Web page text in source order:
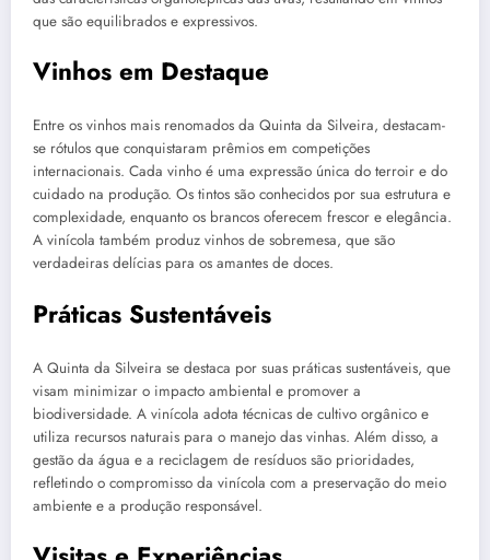
que são equilibrados e expressivos.
Vinhos em Destaque
Entre os vinhos mais renomados da Quinta da Silveira, destacam-
se rótulos que conquistaram prêmios em competições
internacionais. Cada vinho é uma expressão única do terroir e do
cuidado na produção. Os tintos são conhecidos por sua estrutura e
complexidade, enquanto os brancos oferecem frescor e elegância.
A vinícola também produz vinhos de sobremesa, que são
verdadeiras delícias para os amantes de doces.
Práticas Sustentáveis
A Quinta da Silveira se destaca por suas práticas sustentáveis, que
visam minimizar o impacto ambiental e promover a
biodiversidade. A vinícola adota técnicas de cultivo orgânico e
utiliza recursos naturais para o manejo das vinhas. Além disso, a
gestão da água e a reciclagem de resíduos são prioridades,
refletindo o compromisso da vinícola com a preservação do meio
ambiente e a produção responsável.